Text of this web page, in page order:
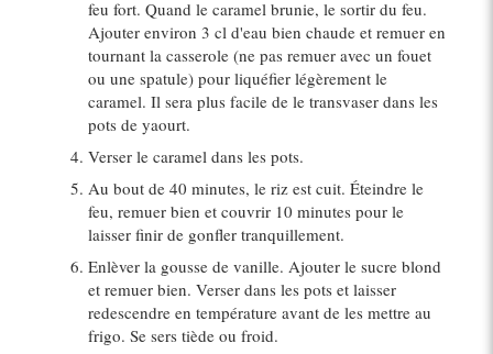
feu fort. Quand le caramel brunie, le sortir du feu.
Ajouter environ 3 cl d'eau bien chaude et remuer en
tournant la casserole (ne pas remuer avec un fouet
ou une spatule) pour liquéfier légèrement le
caramel. Il sera plus facile de le transvaser dans les
pots de yaourt.
Verser le caramel dans les pots.
Au bout de 40 minutes, le riz est cuit. Éteindre le
feu, remuer bien et couvrir 10 minutes pour le
laisser finir de gonfler tranquillement.
Enlèver la gousse de vanille. Ajouter le sucre blond
et remuer bien. Verser dans les pots et laisser
redescendre en température avant de les mettre au
frigo. Se sers tiède ou froid.